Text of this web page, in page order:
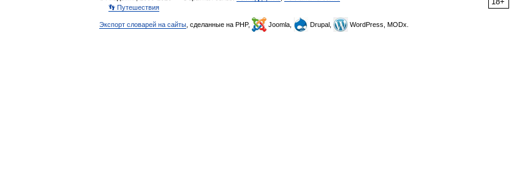
👣 Путешествия
Экспорт словарей на сайты , сделанные на PHP, Joomla, Drupal, WordPress, MODx.